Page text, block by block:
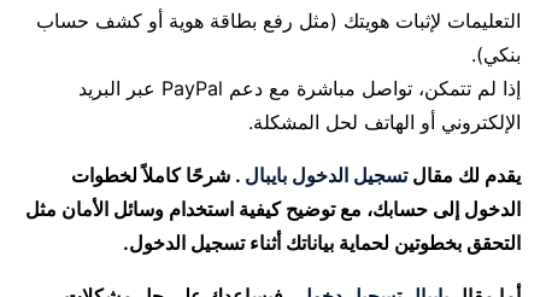
التعليمات لإثبات هويتك (مثل رفع بطاقة هوية أو كشف حساب
بنكي).
إذا لم تتمكن، تواصل مباشرة مع دعم PayPal عبر البريد
الإلكتروني أو الهاتف لحل المشكلة.
يقدم لك مقالتسجيل الدخول بايبال . شرحًا كاملاً لخطوات
الدخول إلى حسابك، مع توضيح كيفية استخدام وسائل الأمان مثل
التحقق بخطوتين لحماية بياناتك أثناء تسجيل الدخول.